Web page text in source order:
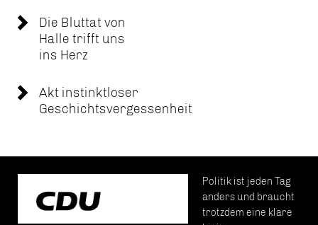
Die Bluttat von
Halle trifft uns
ins Herz
Akt instinktloser
Geschichtsvergessenheit
Politik ist jeden Tag
anders und braucht
trotzdem eine klare